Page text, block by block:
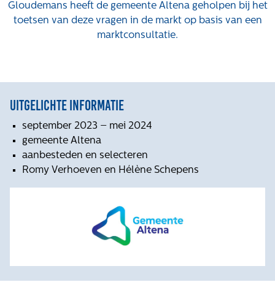
Het verhaal van Gloudemans
Onze mensen
Werken bij Gloudemans
Blogs
Uitspraken
Werken bij
Vacatures
Volg ons
Gloudemans heeft de gemeente Altena geholpen bij het
toetsen van deze vragen in de markt op basis van een
marktconsultatie.
Uitgelichte informatie
september 2023 – mei 2024
gemeente Altena
aanbesteden en selecteren
Romy Verhoeven en Hélène Schepens